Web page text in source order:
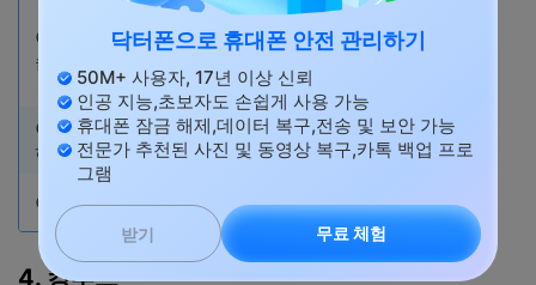
● PC 연결이 필요하지 않
습니다.
● 인터넷을 통해
진행되어 보안 위
● 사용자는 한 버튼만 클릭
하면 루팅이 시작됩니다.
● 항상 성공하는
것은 아닙니다.
● 1분도 걸리지 않습니다. /
4. 킹루트
닥터폰으로 휴대폰 안전 관리하기
50M+ 사용자, 17년 이상 신뢰
인공 지능,초보자도 손쉽게 사용 가능
휴대폰 잠금 해제,데이터 복구,전송 및 보안 가능
전문가 추천된 사진 및 동영상 복구,카톡 백업 프로
그램
받기 무료 체험